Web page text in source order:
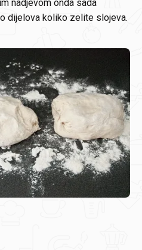
nadjevom onda sada
dijelova koliko zelite slojeva.